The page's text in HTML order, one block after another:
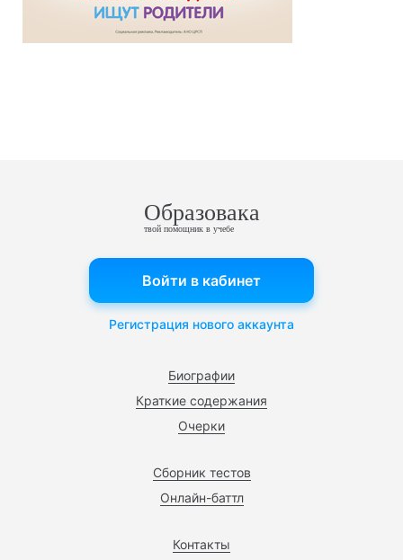
Образовака
твой помощник в учебе
Биографии
Краткие содержания
Очерки
Сборник тестов
Онлайн-баттл
Контакты
Войти в кабинет
Регистрация нового аккаунта